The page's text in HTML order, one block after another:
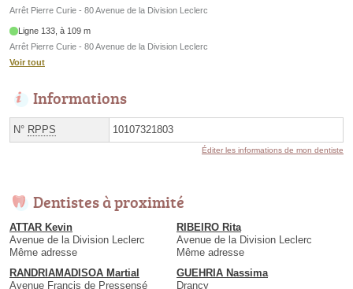
Arrêt Pierre Curie - 80 Avenue de la Division Leclerc
Ligne 133, à 109 m
Arrêt Pierre Curie - 80 Avenue de la Division Leclerc
Voir tout
Informations
N° RPPS 10107321803
Éditer les informations de mon dentiste
Dentistes à proximité
ATTAR Kevin
Avenue de la Division Leclerc
Même adresse
RIBEIRO Rita
Avenue de la Division Leclerc
Même adresse
RANDRIAMADISOA Martial
Avenue Francis de Pressensé
GUEHRIA Nassima
Drancy